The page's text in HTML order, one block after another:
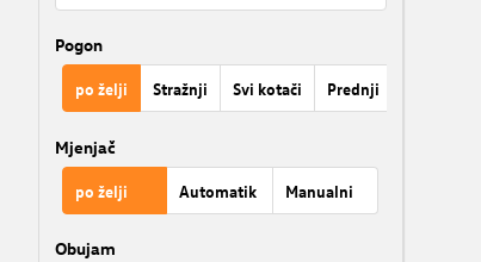
Pogon
po želji Stražnji Svi kotači Prednji
Mjenjač
po želji Automatik Manualni
Obujam